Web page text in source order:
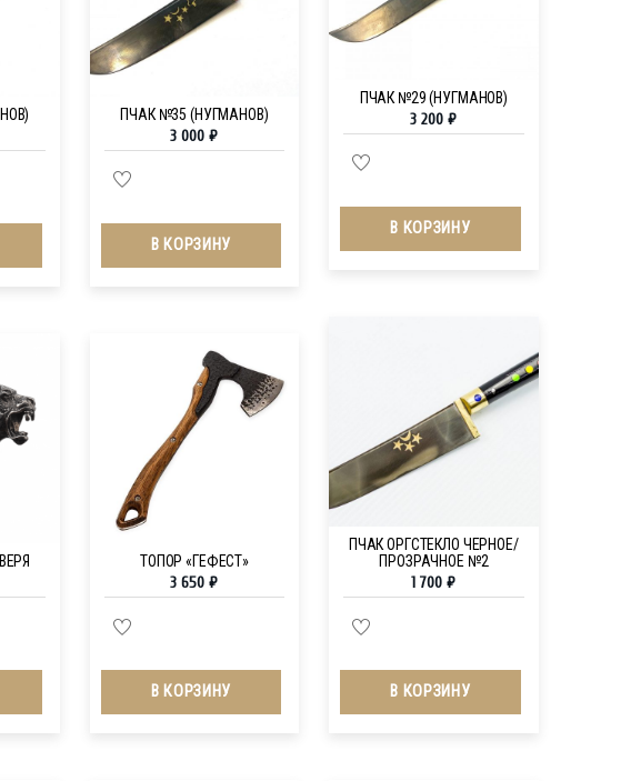
ПЧАК №29 (НУГМАНОВ)
3 200₽
В КОРЗИНУ
ПЧАК №35 (НУГМАНОВ)
3 000₽
В КОРЗИНУ
ПЧАК ОРГСТЕКЛО ЧЕРНОЕ/
ПРОЗРАЧНОЕ №2
1 700₽
В КОРЗИНУ
ТОПОР «ГЕФЕСТ»
3 650₽
В КОРЗИНУ